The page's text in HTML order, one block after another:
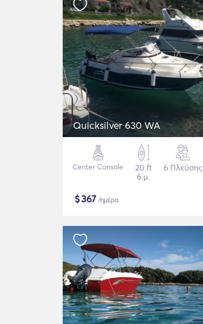
Quicksilver 630 WA
Center Console
20 ft
6 μ.
6 Πλεύσης
$367 /ημέρα